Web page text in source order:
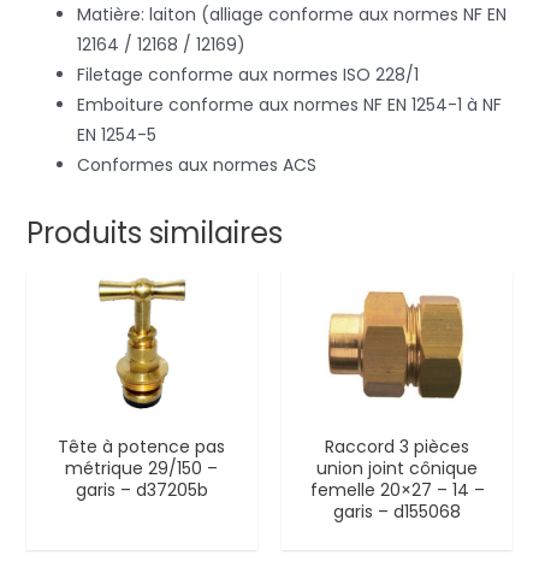
Matière: laiton (alliage conforme aux normes NF EN
12164 / 12168 / 12169)
Filetage conforme aux normes ISO 228/1
Emboiture conforme aux normes NF EN 1254-1 à NF
EN 1254-5
Conformes aux normes ACS
Produits similaires
Tête à potence pas
métrique 29/150 –
garis – d37205b
Raccord 3 pièces
union joint cônique
femelle 20×27 – 14 –
garis – d155068